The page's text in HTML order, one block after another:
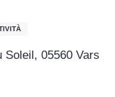
Soleil, 05560 Vars